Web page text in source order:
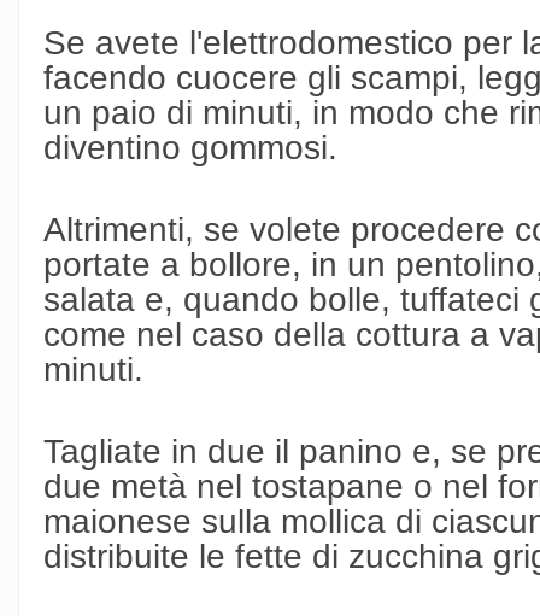
Se avete l'elettrodomestico per
facendo cuocere gli scampi,
un paio di minuti, in modo che
diventino gommosi.
Altrimenti, se volete procedere
portate a bollore, in un
salata e, quando bolle, tuffateci
come nel caso della cottura a
minuti.
Tagliate in due il panino e, se
due metà nel tostapane o nel
maionese sulla mollica di
distribuite le fette di zucchina